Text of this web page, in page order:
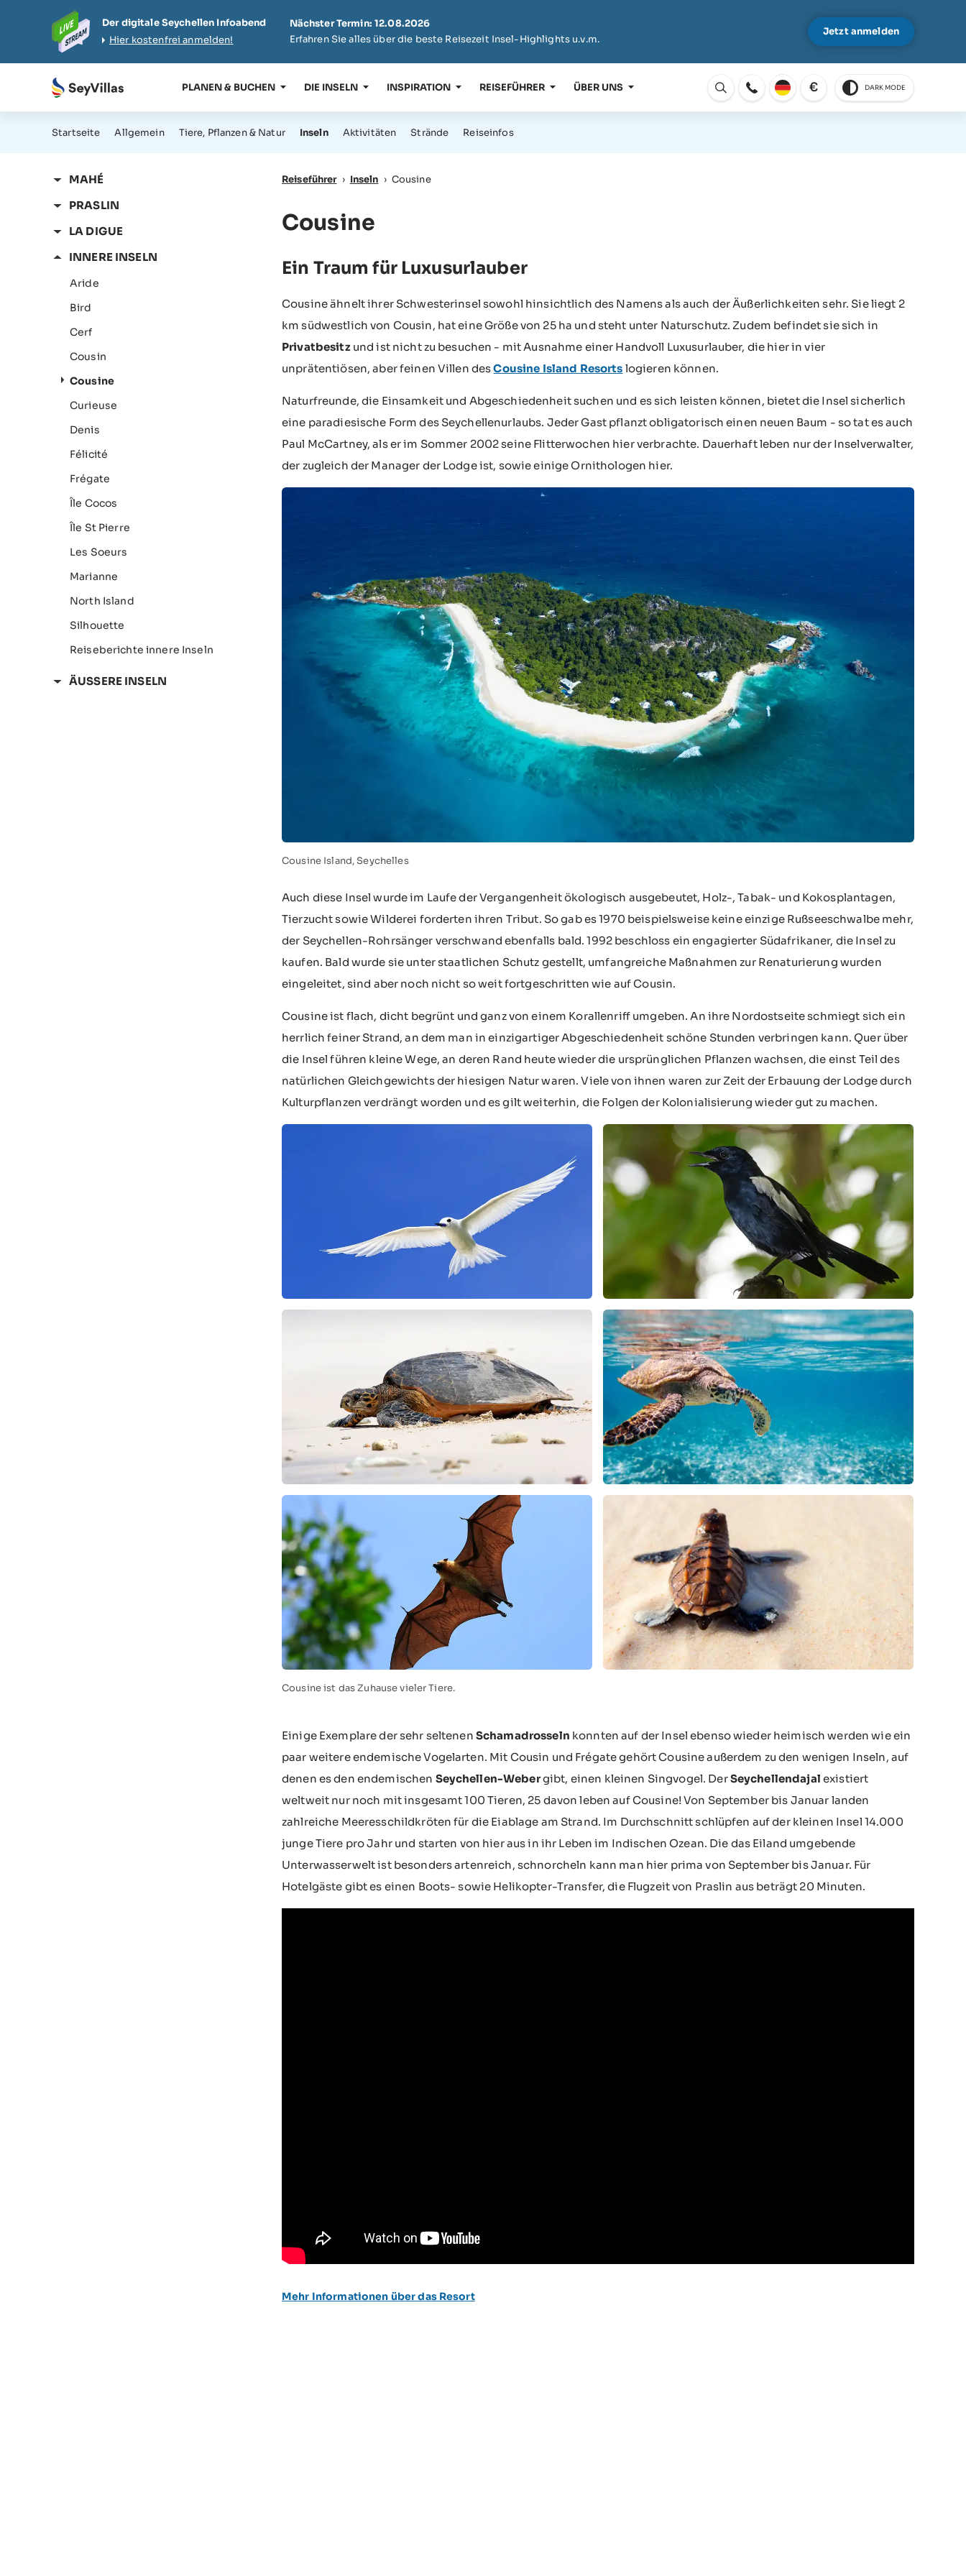
Der digitale Seychellen Infoabend
Hier kostenfrei anmelden!
Nächster Termin: 12.08.2026
Erfahren Sie alles über die beste Reisezeit Insel-Highlights u.v.m.
Jetzt anmelden
PLANEN & BUCHEN DIE INSELN INSPIRATION REISEFÜHRER ÜBER UNS
Öffnen
€ DARK MODE
Startseite Allgemein Tiere, Pflanzen & Natur Inseln Aktivitäten Strände Reiseinfos
MAHÉ
PRASLIN
LA DIGUE
INNERE INSELN
Aride
Bird
Cerf
Cousin
Cousine
Curieuse
Denis
Félicité
Frégate
Île Cocos
Île St Pierre
Les Soeurs
Marianne
North Island
Silhouette
Reiseberichte innere Inseln
ÄUSSERE INSELN
Reiseführer › Inseln › Cousine
Cousine
Ein Traum für Luxusurlauber
Cousine ähnelt ihrer Schwesterinsel sowohl hinsichtlich des Namens als auch der Äußerlichkeiten sehr. Sie liegt 2
km südwestlich von Cousin, hat eine Größe von 25 ha und steht unter Naturschutz. Zudem befindet sie sich in
Privatbesitzund ist nicht zu besuchen - mit Ausnahme einer Handvoll Luxusurlauber, die hier in vier
unprätentiösen, aber feinen Villen desCousine Island Resorts logieren können.
Naturfreunde, die Einsamkeit und Abgeschiedenheit suchen und es sich leisten können, bietet die Insel sicherlich
eine paradiesische Form des Seychellenurlaubs. Jeder Gast pflanzt obligatorisch einen neuen Baum - so tat es auch
Paul McCartney, als er im Sommer 2002 seine Flitterwochen hier verbrachte. Dauerhaft leben nur der Inselverwalter,
der zugleich der Manager der Lodge ist, sowie einige Ornithologen hier.
Cousine Island, Seychelles
Auch diese Insel wurde im Laufe der Vergangenheit ökologisch ausgebeutet, Holz-, Tabak- und Kokosplantagen,
Tierzucht sowie Wilderei forderten ihren Tribut. So gab es 1970 beispielsweise keine einzige Rußseeschwalbe mehr,
der Seychellen-Rohrsänger verschwand ebenfalls bald. 1992 beschloss ein engagierter Südafrikaner, die Insel zu
kaufen. Bald wurde sie unter staatlichen Schutz gestellt, umfangreiche Maßnahmen zur Renaturierung wurden
eingeleitet, sind aber noch nicht so weit fortgeschritten wie auf Cousin.
Cousine ist flach, dicht begrünt und ganz von einem Korallenriff umgeben. An ihre Nordostseite schmiegt sich ein
herrlich feiner Strand, an dem man in einzigartiger Abgeschiedenheit schöne Stunden verbringen kann. Quer über
die Insel führen kleine Wege, an deren Rand heute wieder die ursprünglichen Pflanzen wachsen, die einst Teil des
natürlichen Gleichgewichts der hiesigen Natur waren. Viele von ihnen waren zur Zeit der Erbauung der Lodge durch
Kulturpflanzen verdrängt worden und es gilt weiterhin, die Folgen der Kolonialisierung wieder gut zu machen.
Cousine ist das Zuhause vieler Tiere.
Einige Exemplare der sehr seltenen Schamadrosseln konnten auf der Insel ebenso wieder heimisch werden wie ein
paar weitere endemische Vogelarten. Mit Cousin und Frégate gehört Cousine außerdem zu den wenigen Inseln, auf
denen es den endemischen Seychellen-Webergibt, einen kleinen Singvogel. DerSeychellendajal existiert
weltweit nur noch mit insgesamt 100 Tieren, 25 davon leben auf Cousine! Von September bis Januar landen
zahlreiche Meeresschildkröten für die Eiablage am Strand. Im Durchschnitt schlüpfen auf der kleinen Insel 14.000
junge Tiere pro Jahr und starten von hier aus in ihr Leben im Indischen Ozean. Die das Eiland umgebende
Unterwasserwelt ist besonders artenreich, schnorcheln kann man hier prima von September bis Januar. Für
Hotelgäste gibt es einen Boots- sowie Helikopter-Transfer, die Flugzeit von Praslin aus beträgt 20 Minuten.
Mehr Informationen über das Resort